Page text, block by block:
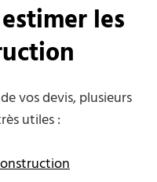
les
vos devis, plusieurs
utiles :